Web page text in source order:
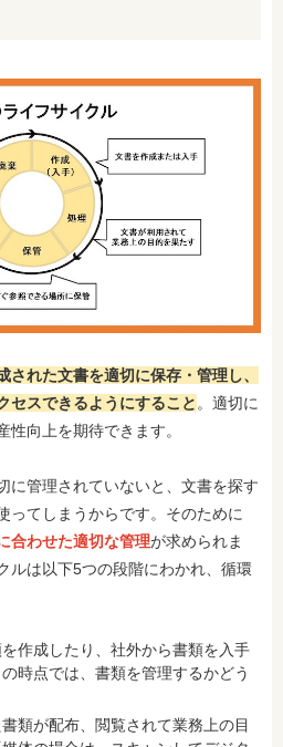
された文書を適切に保存・管理し、
セスできるようにすること 。適切に
向上を期待できます。
に管理されていないと、文書を探す
ってしまうからです。そのために
合わせた適切な管理が求められま
ルは以下5つの段階にわかれ、循環
作成したり、社外から書類を入手
時点では、書類を管理するかどう
類が配布、閲覧されて業務上の目